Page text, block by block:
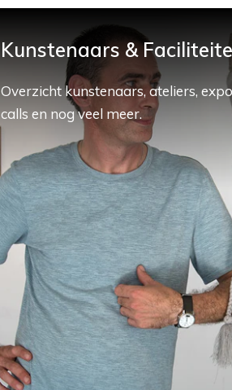
Kunstenaars &
Overzicht kunstenaars, ateliers,
calls en nog veel meer.